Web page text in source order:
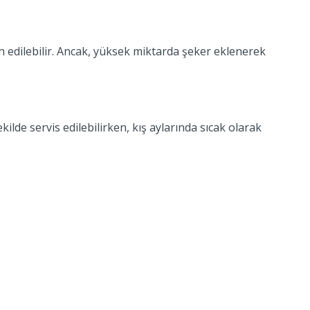
Ancak, yüksek miktarda şeker eklenerek
servis edilebilirken, kış aylarında sıcak olarak